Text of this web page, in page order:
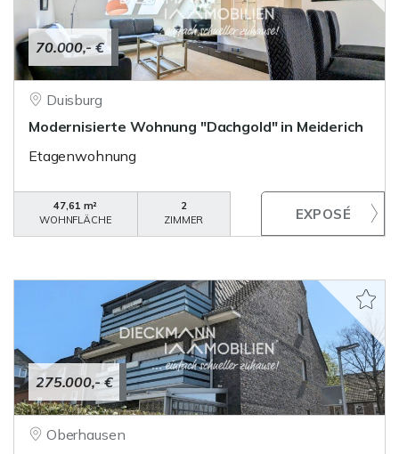
70.000,- €
Duisburg
Modernisierte Wohnung "Dachgold" in Meiderich
Etagenwohnung
47,61 m²
WOHNFLÄCHE
2
ZIMMER
275.000,- €
Oberhausen